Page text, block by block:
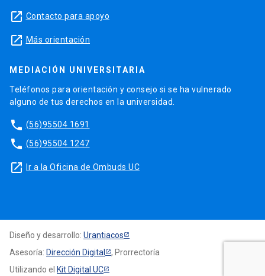
launch Contacto para apoyo
launch Más orientación
MEDIACIÓN UNIVERSITARIA
Teléfonos para orientación y consejo si se ha vulnerado
alguno de tus derechos en la universidad.
phone (56)95504 1691
phone (56)95504 1247
launch Ir a la Oficina de Ombuds UC
Diseño y desarrollo: Urantiacos
Asesoría: Dirección Digital
, Prorrectoría
Utilizando el Kit Digital UC